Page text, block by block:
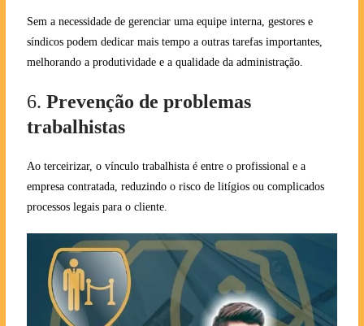
Sem a necessidade de gerenciar uma equipe interna, gestores e
síndicos podem dedicar mais tempo a outras tarefas importantes,
melhorando a produtividade e a qualidade da administração.
6. Prevenção de problemas
trabalhistas
Ao terceirizar, o vínculo trabalhista é entre o profissional e a
empresa contratada, reduzindo o risco de litígios ou complicados
processos legais para o cliente.